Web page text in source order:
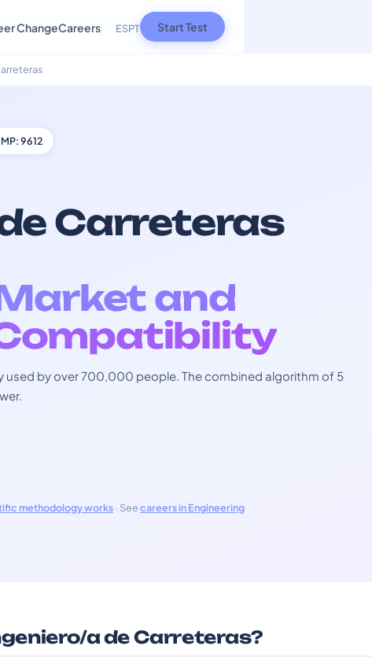
ChangeCareers ESPT Start Test
9612
Carreteras
and
used by over 700,000 people. The combined algorithm of 5
methodology works· Seecareers in Engineering
a de Carreteras?